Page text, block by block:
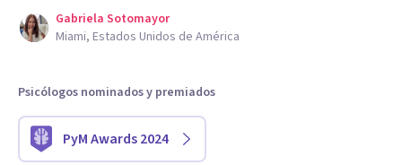
Gabriela Sotomayor
Miami, Estados Unidos de América
Psicólogos nominados y premiados
PyM Awards 2024